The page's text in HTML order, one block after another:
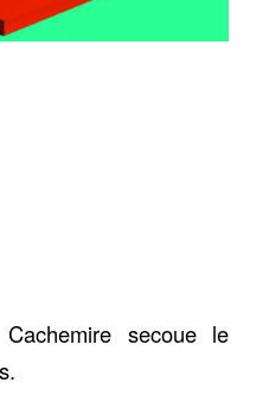
secoue le